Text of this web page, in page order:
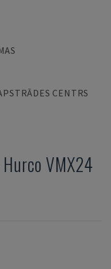
CENTRS
Hurco VMX24